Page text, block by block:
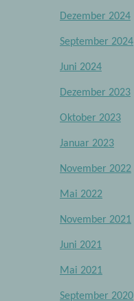
Dezember 2024
September 2024
Juni 2024
Dezember 2023
Oktober 2023
Januar 2023
November 2022
Mai 2022
November 2021
Juni 2021
Mai 2021
September 2020